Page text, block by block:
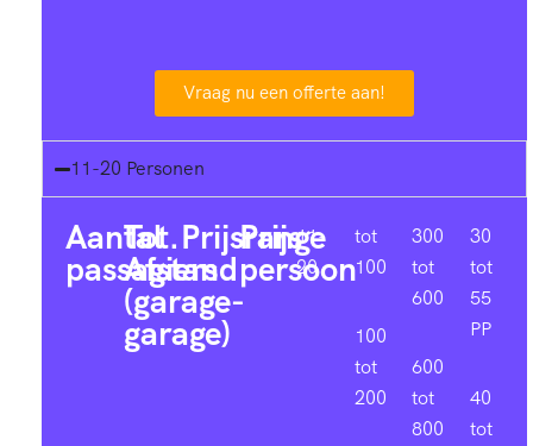
Vraag nu een offerte aan!
11-20 Personen
Aantal
passagiers
Tot.
Afstand
(garage-
garage)
Prijsrange
Prijs
persoon
11-
20
tot
100
100
tot
200
300
tot
600
600
tot
800
30
tot
55
PP
40
tot